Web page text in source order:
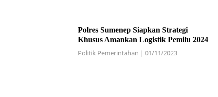
Polres Sumenep Siapkan Strategi
Khusus Amankan Logistik Pemilu 2024
Politik Pemerintahan | 01/11/2023